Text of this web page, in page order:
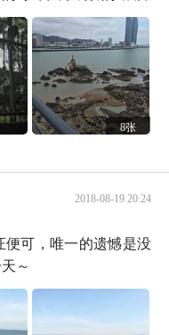
8张
2018-08-19 20:24
便可，唯一的遗憾是没
～